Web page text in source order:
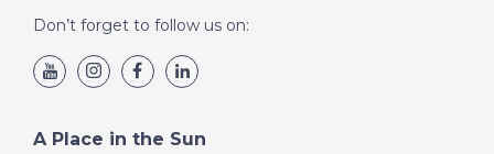
Don’t forget to follow us on:
A Place in the Sun